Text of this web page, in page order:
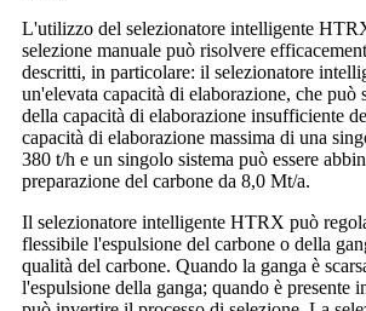
L'utilizzo del selezionatore intelligente
selezione manuale può risolvere
descritti, in particolare: il selezionatore
un'elevata capacità di elaborazione, che può
della capacità di elaborazione insufficiente
capacità di elaborazione massima di una
380 t/h e un singolo sistema può essere
preparazione del carbone da 8,0 Mt/a.
Il selezionatore intelligente HTRX può
flessibile l'espulsione del carbone o della
qualità del carbone. Quando la ganga è
l'espulsione della ganga; quando è presente